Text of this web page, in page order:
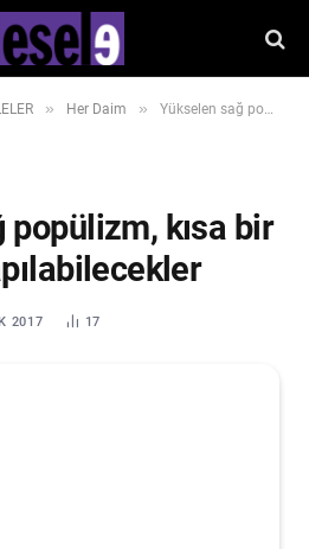
» Her Daim » Yükselen sağ popülizm, kısa bir bilanço ve yapılabilecekler
popülizm, kısa bir
2017 17